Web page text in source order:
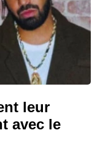
leur
avec le